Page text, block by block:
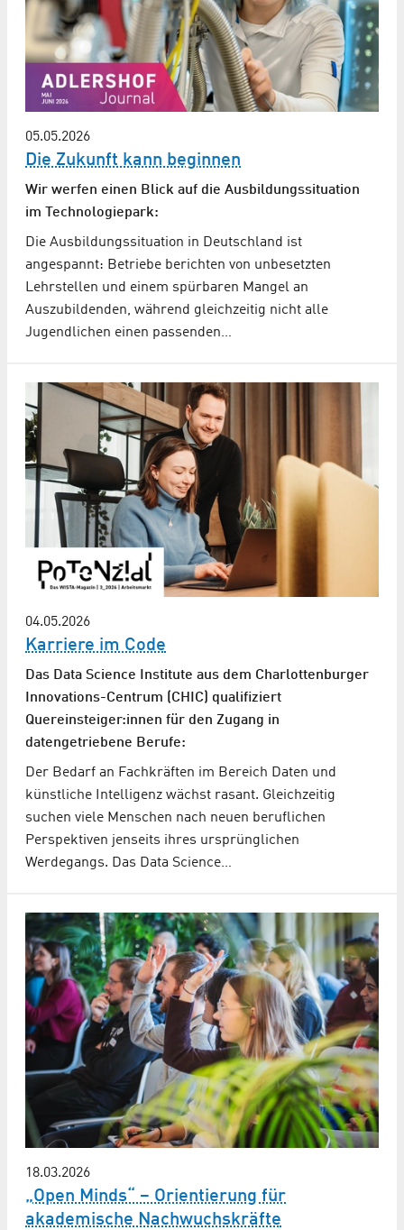
05.05.2026
Die Zukunft kann beginnen
Wir werfen einen Blick auf die Ausbildungssituation
im Technologiepark:
Die Ausbildungssituation in Deutschland ist
angespannt: Betriebe berichten von unbesetzten
Lehrstellen und einem spürbaren Mangel an
Auszubildenden, während gleichzeitig nicht alle
Jugendlichen einen passenden…
04.05.2026
Karriere im Code
Das Data Science Institute aus dem Charlottenburger
Innovations-Centrum (CHIC) qualifiziert
Quereinsteiger:innen für den Zugang in
datengetriebene Berufe:
Der Bedarf an Fachkräften im Bereich Daten und
künstliche Intelligenz wächst rasant. Gleichzeitig
suchen viele Menschen nach neuen beruflichen
Perspektiven jenseits ihres ursprünglichen
Werdegangs. Das Data Science…
18.03.2026
„Open Minds“ – Orientierung für
akademische Nachwuchskräfte